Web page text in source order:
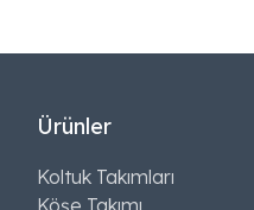
Ürünler
Koltuk Takımları
Köşe Takımı